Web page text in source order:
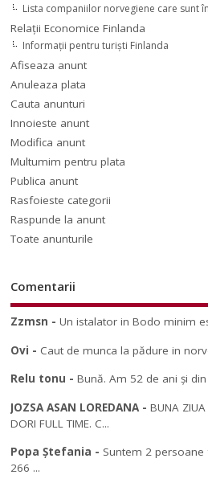
Lista companiilor norvegiene care sunt
Relaţii Economice Finlanda
Informaţii pentru turişti Finlanda
Afiseaza anunt
Anuleaza plata
Cauta anunturi
Innoieste anunt
Modifica anunt
Multumim pentru plata
Publica anunt
Rasfoieste categorii
Raspunde la anunt
Toate anunturile
Comentarii
Zzmsn -Un istalator in Bodo minim
Ovi - Caut de munca la pădure in
Relu tonu -Bună. Am 52 de ani și
JOZSA ASAN LOREDANA-BUNA ZIUA
DORI FULL TIME. C...
Popa Ștefania - Suntem 2
266 ...